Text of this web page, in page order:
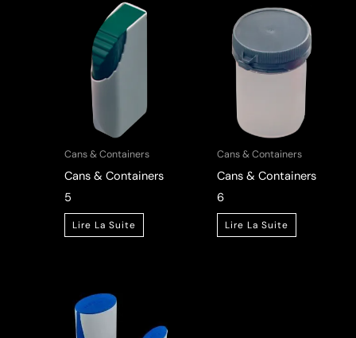
Cans & Containers
Cans & Containers
5
Lire La Suite
Cans & Containers
Cans & Containers
6
Lire La Suite